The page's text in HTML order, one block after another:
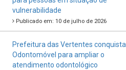
vulnerabilidade
Publicado em: 10 de julho de 2026
Prefeitura das Vertentes conquista
Odontomóvel para ampliar o
atendimento odontológico